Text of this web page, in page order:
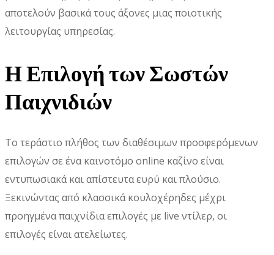
αποτελούν βασικά τους άξονες μιας ποιοτικής
λειτουργίας υπηρεσίας.
Η Επιλογή των Σωστών
Παιχνιδιών
Το τεράστιο πλήθος των διαθέσιμων προσφερόμενων
επιλογών σε ένα καινοτόμο online καζίνο είναι
εντυπωσιακά και απίστευτα ευρύ και πλούσιο.
Ξεκινώντας από κλασσικά κουλοχέρηδες μέχρι
προηγμένα παιχνίδια επιλογές με live ντίλερ, οι
επιλογές είναι ατελείωτες.